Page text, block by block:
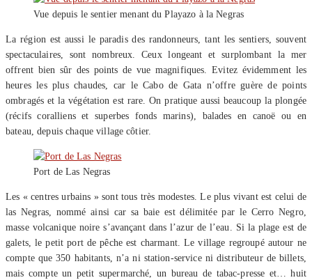
Vue depuis le sentier menant du Playazo à la Negras
La région est aussi le paradis des randonneurs, tant les sentiers, souvent
spectaculaires, sont nombreux. Ceux longeant et surplombant la mer
offrent bien sûr des points de vue magnifiques. Evitez évidemment les
heures les plus chaudes, car le Cabo de Gata n’offre guère de points
ombragés et la végétation est rare. On pratique aussi beaucoup la plongée
(récifs coralliens et superbes fonds marins), balades en canoë ou en
bateau, depuis chaque village côtier.
Port de Las Negras
Les « centres urbains » sont tous très modestes. Le plus vivant est celui de
las Negras, nommé ainsi car sa baie est délimitée par le Cerro Negro,
masse volcanique noire s’avançant dans l’azur de l’eau. Si la plage est de
galets, le petit port de pêche est charmant. Le village regroupé autour ne
compte que 350 habitants, n’a ni station-service ni distributeur de billets,
mais compte un petit supermarché, un bureau de tabac-presse et… huit